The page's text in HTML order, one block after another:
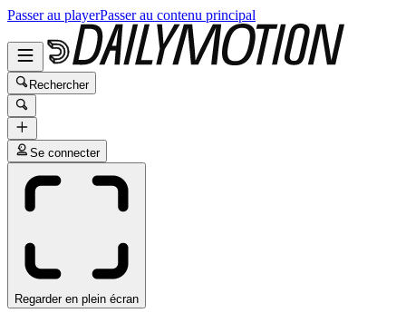
Passer au playerPasser au contenu principal
Rechercher
Se connecter
Regarder en plein écran